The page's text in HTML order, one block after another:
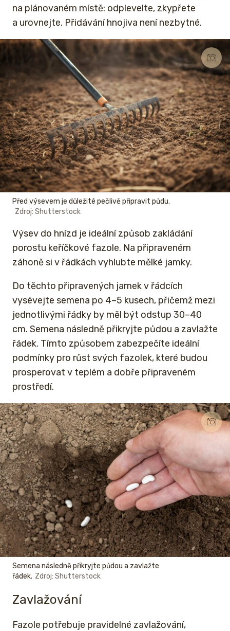
na plánovaném místě: odplevelte, zkypřete
a urovnejte. Přidávání hnojiva není nezbytné.
Před výsevem je důležité pečlivě připravit půdu.
Zdroj: Shutterstock
Výsev do hnízd je ideální způsob zakládání
porostu keříčkové fazole. Na připraveném
záhoně si v řádkách vyhlubte mělké jamky.
Do těchto připravených jamek v řádcích
vysévejte semena po 4–5 kusech, přičemž mezi
jednotlivými řádky by měl být odstup 30–40
cm. Semena následně přikryjte půdou a zavlažte
řádek. Tímto způsobem zabezpečíte ideální
podmínky pro růst svých fazolek, které budou
prosperovat v teplém a dobře připraveném
prostředí.
Semena následně přikryjte půdou a zavlažte
řádek. Zdroj: Shutterstock
Zavlažování
Fazole potřebuje pravidelné zavlažování,